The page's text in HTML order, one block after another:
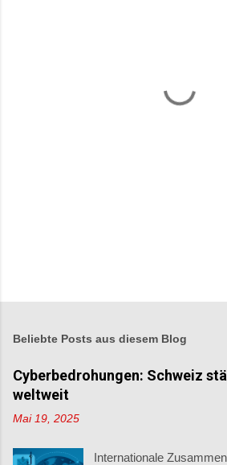
Beliebte Posts aus diesem Blog
Cyberbedrohungen: Schweiz
weltweit
Mai 19, 2025
Internationale